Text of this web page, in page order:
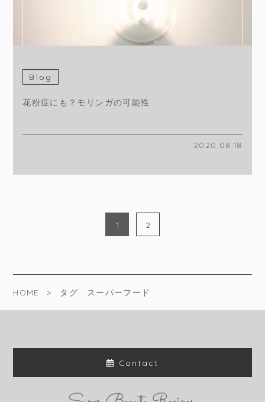
Blog
花粉症にも？モリンガの可能性
2020.08.18
1 2
HOME タグ : スーパーフード
Contact